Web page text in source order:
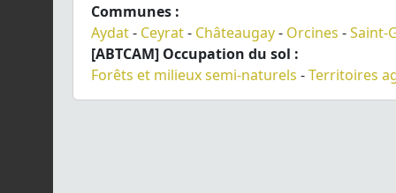
Communes :
Aydat- Ceyrat- Châteaugay- Orcines -Saint-
[ABTCAM] Occupation du sol :
Forêts et milieux semi-naturels -Territoires